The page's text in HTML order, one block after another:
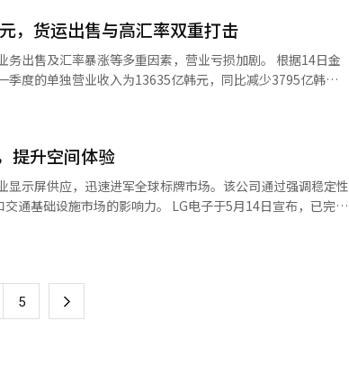
出售一架飞机的问题已成为技术、外交和国家战略结合的综
家代表产业和企业的市场争夺战已经展开。在这场战斗中，
道经人工智能（AI）系统翻译与编辑。
快速调整航线的能力，最大化其竞争力。 济州航空相
汇率波动带来的旅游需求变化，并在市场波动较大的情况
智能（AI）系统翻译与编辑。
细亚航空63.88%的股份。 此次合并协议是长期整合程序的
的合并工作进入最后阶段。当天，大韩航空在签署合并协议
包含航空安全相关的合规条件和限制的运营标准变更许可。
事项。航空业人士表示：“经过长时间的整合过程，预计股
的最后一道关卡。” 然而，尽管完成这些法律程序，实际合
小的调整都可能引发敏感反应。资历的变化将影响晋升时
，大韩航空目前并未与工会进行单独讨论。自3月以来，两
相反，自上个月起，大韩航空开始举行人力资源整合说明
工之间的和谐与组织稳定化仍需较长时间。 积分整合同样是
第三次积分整合方案。此前，由于消费者利益未得到充分保
，货运出售与高汇率双重打击
汇率暴涨等多重因素，营业亏损加剧。 根据14日金
度的单独营业收入为13635亿韩元，同比减少3795亿韩
价和乘客上座率上升，使得营业收入的减少幅度限制在6%
致营业收入规模本身缩小。网络销售减少和货运能力的下降
力。2026年第一季度
。由于航空业外币债务比例较高，汇率上涨导致外币换算损
提升空间体验
示屏供应，迅速进军全球标牌市场。该公司通过强调稳定性
响力。 LG电子于5月14日宣布，已完成
业显示屏的供应。 此次供应的LED显示屏总
延的设计，
工。同时，产品还符合欧洲电气和电子设备火灾安全标
晰度的实现，确
5 下